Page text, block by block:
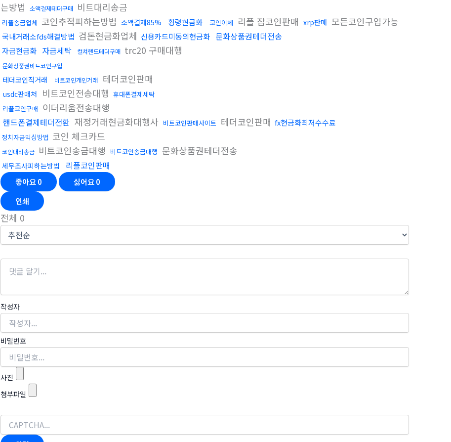
는방법
소액결제테더구매 비트대리송금
리플송금업체 코인추적피하는방법 소액결제85% 횡령현금화 코인이체 리플 잡코인판매 xrp판매 모든코인구입가능
국내거래소fds해결방법 검돈현금화업체 신용카드미동의현금화 문화상품권테더전송
자금현금화 자금세탁 컬쳐랜드테더구매 trc20 구매대행
문화상품권비트코인구입
테더코인직거래 비트코인개인거래 테더코인판매
usdc판매처 비트코인전송대행 휴대폰결제세탁
리플코인구매 이더리움전송대행
핸드폰결제테더전환 재정거래현금화대행사 비트코인판매사이트 테더코인판매 fx현금화최저수수료
정치자금믹싱방법 코인 체크카드
코인대리송금 비트코인송금대행 비트코인송금대행 문화상품권테더전송
세무조사피하는방법 리플코인판매
좋아요0 싫어요0
인쇄
전체 0
작성자
비밀번호
사진
첨부파일